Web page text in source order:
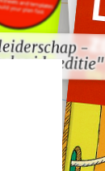
-
editie"
-
editie"